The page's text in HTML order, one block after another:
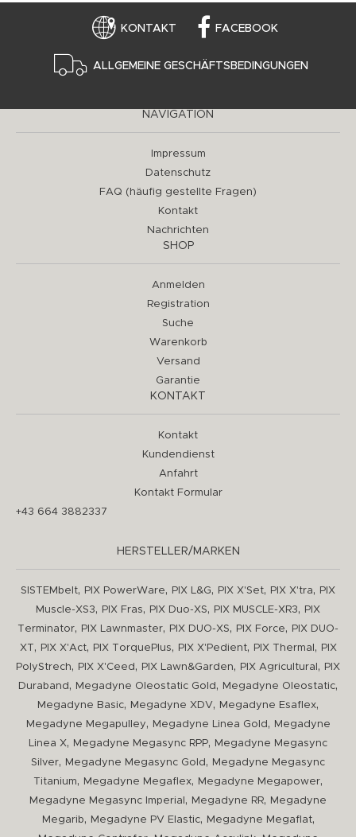
KONTAKT FACEBOOK
ALLGEMEINE GESCHÄFTSBEDINGUNGEN
NAVIGATION
Impressum
Datenschutz
FAQ (häufig gestellte Fragen)
Kontakt
Nachrichten
SHOP
Anmelden
Registration
Suche
Warenkorb
Versand
Garantie
KONTAKT
Kontakt
Kundendienst
Anfahrt
Kontakt Formular
+43 664 3882337
HERSTELLER/MARKEN
SISTEMbelt, PIX PowerWare, PIX L&G, PIX X'Set, PIX X'tra,
PIX
Muscle-XS3, PIX Fras, PIX Duo-XS, PIX MUSCLE-XR3,
PIX
Terminator, PIX Lawnmaster, PIX DUO-XS, PIX Force,
PIX DUO-
XT, PIX X'Act, PIX TorquePlus, PIX X'Pedient, PIX Thermal ,
PIX
PolyStrech, PIX X'Ceed , PIX Lawn&Garden, PIX Agricultural ,
PIX
Duraband , Megadyne Oleostatic Gold , Megadyne Oleostatic,
Megadyne Basic, Megadyne XDV, Megadyne Esaflex,
Megadyne Megapulley, Megadyne Linea Gold ,
Megadyne
Linea X, Megadyne Megasync RPP,
Megadyne Megasync
Silver, Megadyne Megasync Gold ,
Megadyne Megasync
Titanium, Megadyne Megaflex, Megadyne Megapower,
Megadyne Megasync Imperial , Megadyne RR,
Megadyne
Megarib, Megadyne PV Elastic, Megadyne Megaflat,